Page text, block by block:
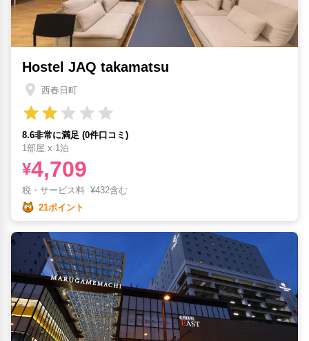
Hostel JAQ takamatsu
西春日町
8.6非常に満足 (0件口コミ)
1部屋 x 1泊
¥4,709
税・サービス料 ¥432含む
21ポイント